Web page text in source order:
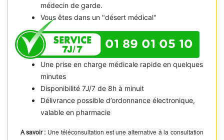
médecin de garde.
Vous êtes dans un "désert médical"
01 89 01 05 10
Une prise en charge médicale rapide en quelques
minutes
Disponibilité 7J/7 de 8h à minuit
Délivrance possible d’ordonnance électronique,
valable en pharmacie
A savoir : Une téléconsultation est une alternative à la consultation